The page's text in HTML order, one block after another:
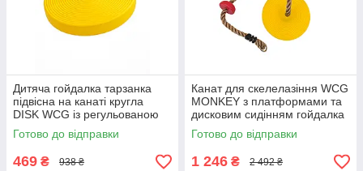
Дитяча гойдалка тарзанка
підвісна на канаті кругла
DISK WCG із регульованою
довжиною мотузки для дому
Жовтий
Готово до відправки
469 ₴ 938 ₴
Канат для скелелазіння WCG
MONKEY з платформами та
дисковим сидінням гойдалка
тарзанка для дитячого
майданчика Жовтий
Готово до відправки
1 246 ₴ 2 492 ₴